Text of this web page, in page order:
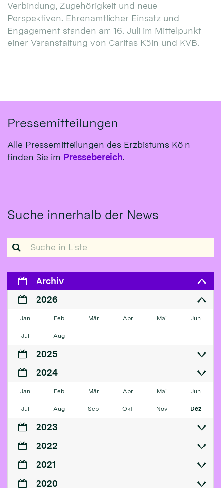
Verbindung, Zugehörigkeit und neue
Perspektiven. Ehrenamtlicher Einsatz und
Engagement standen am 16. Juli im Mittelpunkt
einer Veranstaltung von Caritas Köln und KVB.
Pressemitteilungen
Alle Pressemitteilungen des Erzbistums Köln
finden Sie im Pressebereich.
Suche innerhalb der News
Suche in Liste
Archiv
2026
Jan Feb Mär Apr Mai Jun
Jul Aug
2025
2024
Jan Feb Mär Apr Mai Jun
Jul Aug Sep Okt Nov Dez
2023
2022
2021
2020